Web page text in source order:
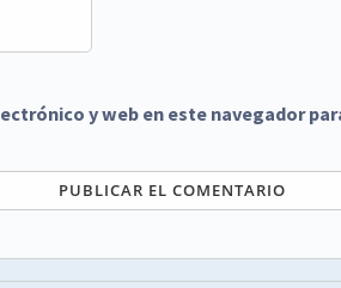
y web en este navegador